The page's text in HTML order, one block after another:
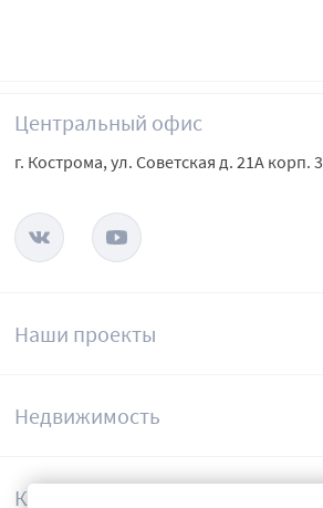
Наши проекты
Недвижимость
Компания
Центральный офис
г. Кострома, ул. Советская д. 21А корп. 3